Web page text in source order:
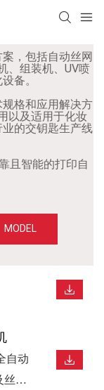
，包括自动丝网
、组装机、UV喷
备。
格和应用解决方
以及适用于化妆
的交钥匙生产线
且智能的打印自
MODEL
自动
丝网